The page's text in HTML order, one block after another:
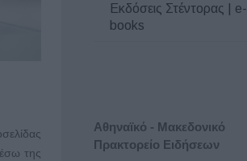
της
Εκδόσεις Στέντορας | e-
books
Αθηναϊκό - Μακεδονικό
Πρακτορείο Ειδήσεων